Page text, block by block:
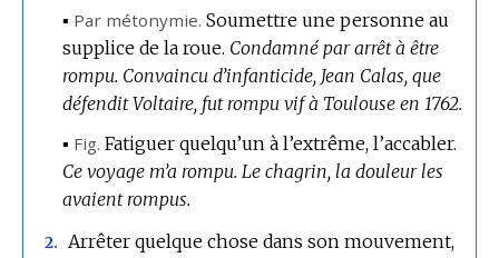
▪ Par métonymie. Soumettre une personne au
supplice de la roue. Condamné par arrêt à être
rompu. Convaincu d’infanticide, Jean Calas, que
défendit Voltaire, fut rompu vif à Toulouse en 1762.
▪ Fig. Fatiguer quelqu’un à l’extrême, l’accabler.
Ce voyage m’a rompu. Le chagrin, la douleur les
avaient rompus.
2. Arrêter quelque chose dans son mouvement,